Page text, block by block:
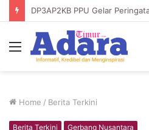
Menu
Home / Berita Terkini
Berita Terkini Gerbang Nusantara